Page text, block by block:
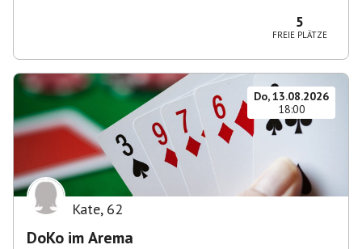
5
FREIE PLÄTZE
Do, 13.08.2026
18:00
Kate, 62
DoKo im Arema